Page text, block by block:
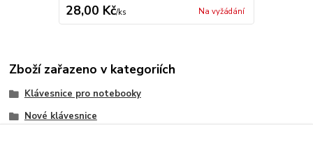
28,00 Kč/ks Na vyžádání
Zboží zařazeno v kategoriích
Klávesnice pro notebooky
Nové klávesnice